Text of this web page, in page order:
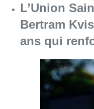
L’Union
Bertram
ans qui